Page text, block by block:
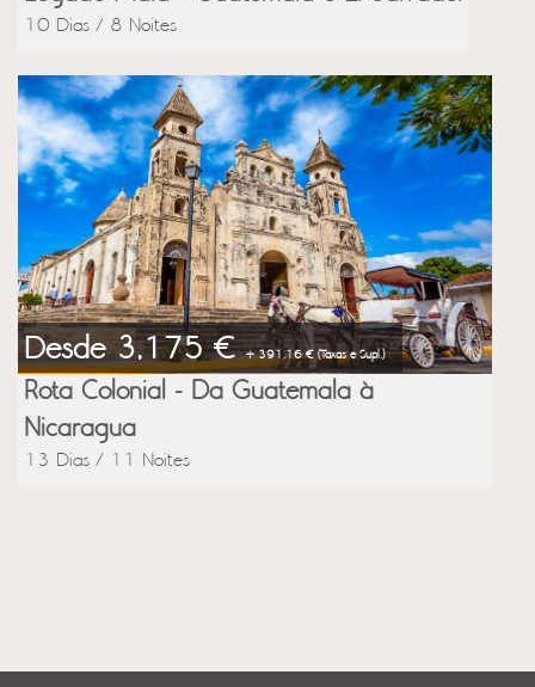
10 Dias / 8 Noites
Desde 3,175 €+ 391.16 € (Taxas e Supl.)
Rota Colonial - Da Guatemala à
Nicaragua
13 Dias / 11 Noites